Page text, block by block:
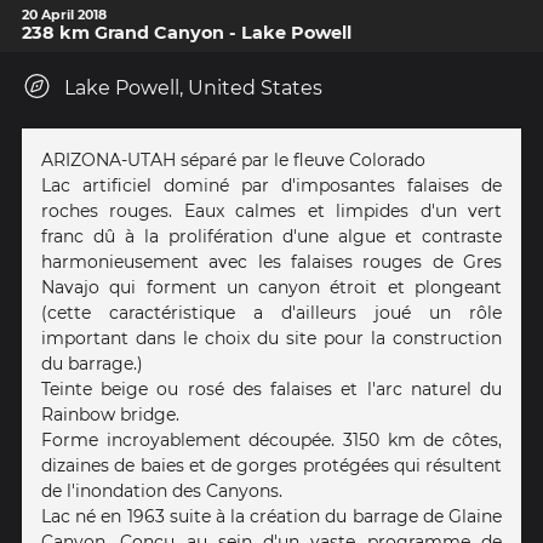
20 April 2018
238 km Grand Canyon - Lake Powell
Lake Powell, United States
ARIZONA-UTAH séparé par le fleuve Colorado
Lac artificiel dominé par d'imposantes falaises de
roches rouges. Eaux calmes et limpides d'un vert
franc dû à la prolifération d'une algue et contraste
harmonieusement avec les falaises rouges de Gres
Navajo qui forment un canyon étroit et plongeant
(cette caractéristique a d'ailleurs joué un rôle
important dans le choix du site pour la construction
du barrage.)
Teinte beige ou rosé des falaises et l'arc naturel du
Rainbow bridge.
Forme incroyablement découpée. 3150 km de côtes,
dizaines de baies et de gorges protégées qui résultent
de l'inondation des Canyons.
Lac né en 1963 suite à la création du barrage de Glaine